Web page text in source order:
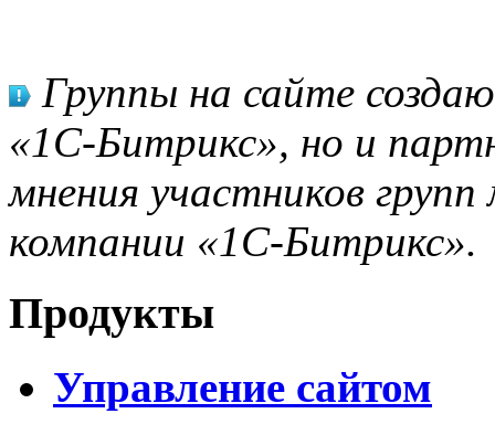
Группы на сайте
«1С-Битрикс», но и
мнения участников
компании «1С-Битрикс».
Продукты
Управление сайтом